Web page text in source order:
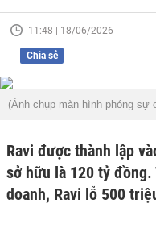
11:48 | 18/06/2026
Chia sẻ
(Ảnh chụp màn hình phóng sự
Ravi được thành lập
sở hữu là 120 tỷ
doanh, Ravi lỗ 500